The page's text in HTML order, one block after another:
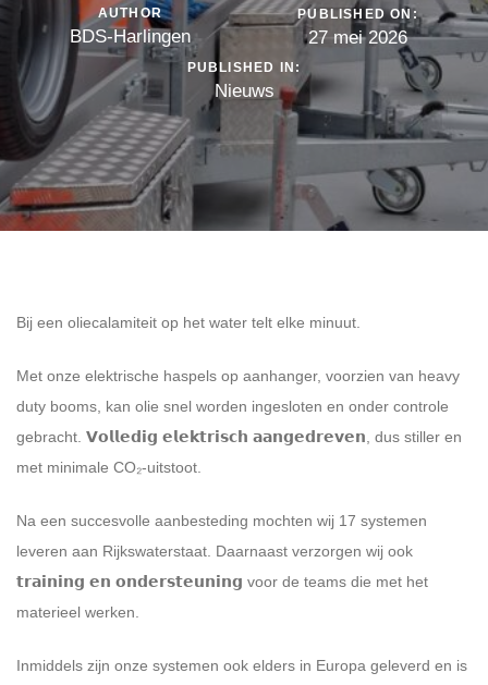
AUTHOR
BDS-Harlingen
PUBLISHED ON:
27 mei 2026
PUBLISHED IN:
Nieuws
Bij een oliecalamiteit op het water telt elke minuut.
Met onze elektrische haspels op aanhanger, voorzien van heavy
duty booms, kan olie snel worden ingesloten en onder controle
gebracht. 𝗩𝗼𝗹𝗹𝗲𝗱𝗶𝗴 𝗲𝗹𝗲𝗸𝘁𝗿𝗶𝘀𝗰𝗵 𝗮𝗮𝗻𝗴𝗲𝗱𝗿𝗲𝘃𝗲𝗻, dus stiller en
met minimale CO₂-uitstoot.
Na een succesvolle aanbesteding mochten wij 17 systemen
leveren aan Rijkswaterstaat. Daarnaast verzorgen wij ook
𝘁𝗿𝗮𝗶𝗻𝗶𝗻𝗴 𝗲𝗻 𝗼𝗻𝗱𝗲𝗿𝘀𝘁𝗲𝘂𝗻𝗶𝗻𝗴 voor de teams die met het
materieel werken.
Inmiddels zijn onze systemen ook elders in Europa geleverd en is